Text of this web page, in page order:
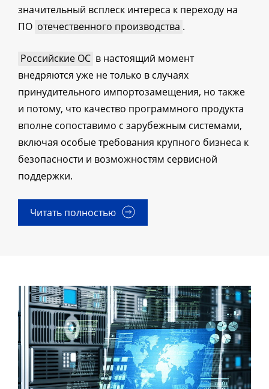
значительный всплеск интереса к переходу на
ПО отечественного производства .
Российские ОС в настоящий момент
внедряются уже не только в случаях
принудительного импортозамещения, но также
и потому, что качество программного продукта
вполне сопоставимо с зарубежным системами,
включая особые требования крупного бизнеса к
безопасности и возможностям сервисной
поддержки.
Читать полностью